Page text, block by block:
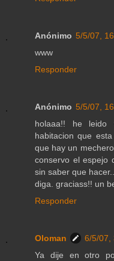
Anónimo 5/5/07,
www
Responder
Anónimo 5/5/07,
holaaa!! he leido
habitacion que
que hay un
conservo el espejo
sin saber que
diga. graciass!! un
Responder
Oloman
6/5/07,
Ya dije en otro